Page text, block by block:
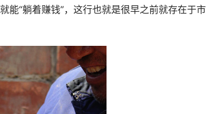
能“躺着赚钱”，这行也就是很早之前就存在于市